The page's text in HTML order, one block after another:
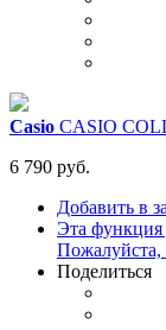
Casio CASIO
6 790 руб.
Добавить в
Эта функция
Пожалуйста,
Поделиться